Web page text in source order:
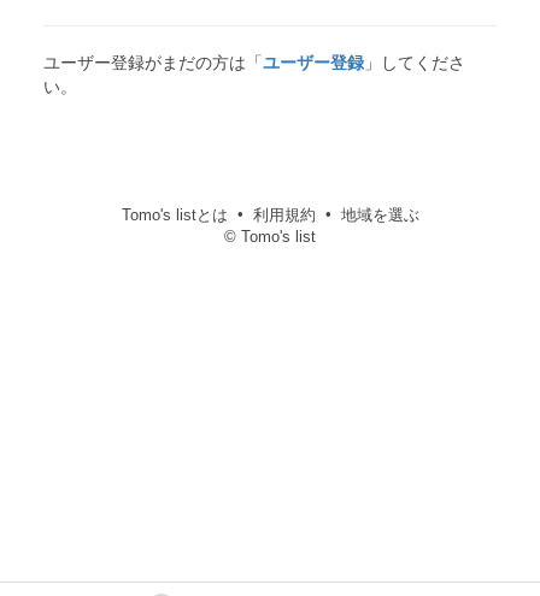
ユーザー登録がまだの方は「ユーザー登録」してくださ
い。
Tomo's listとは 利用規約
地域を選ぶ
© Tomo's list